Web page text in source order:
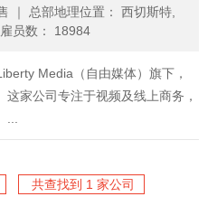
｜ 总部地理位置： 西切斯特,
雇员数： 18984
Media（自由媒体）旗下，
家公司专注于视频及线上商务，
共查找到 1 家公司